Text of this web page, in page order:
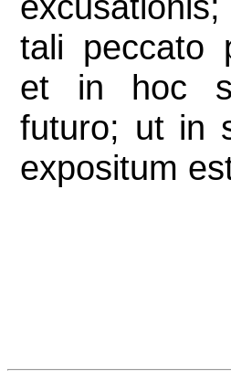
tali peccato
et in hoc
futuro; ut in
expositum